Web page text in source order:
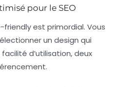
pour le SEO
friendlyest primordial. Vous
un design qui
d’utilisation, deux